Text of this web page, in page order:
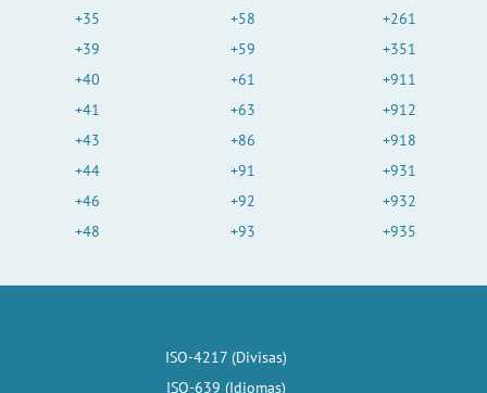
+35
+39
+40
+41
+43
+44
+46
+48
+58
+59
+61
+63
+86
+91
+92
+93
+261
+351
+911
+912
+918
+931
+932
+935
ISO-4217 (Divisas)
ISO-639 (Idiomas)